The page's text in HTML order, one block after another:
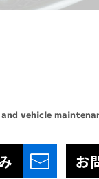
vehicle
お